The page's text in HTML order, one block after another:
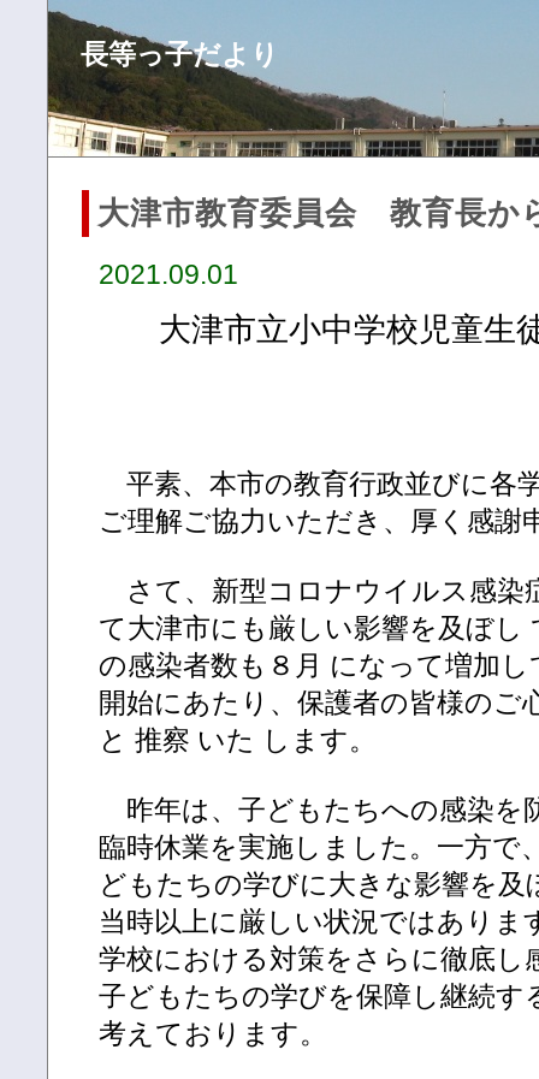
長等っ子だより
大津市教育委員会 教育長か
2021.09.01
大津市立小中学校児童生
平素、本市の教育行政並びに各
ご理解ご協力いただき、厚く感謝
さて、新型コロナウイルス感染
て大津市にも厳しい影響を及ぼし
の感染者数も８月 になって増加
開始にあたり、保護者の皆様のご
と 推察 いた します。
昨年は、子どもたちへの感染を
臨時休業を実施しました。一方で
どもたちの学びに大きな影響を及
当時以上に厳しい状況ではありま
学校における対策をさらに徹底し
子どもたちの学びを保障し継続す
考えております。